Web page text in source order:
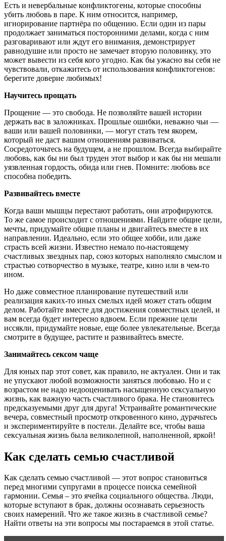
Есть и невербальные конфликтогены, которые способны
убить любовь в паре. К ним относится, например,
игнорирование партнёра по общению. Если один из пары
продолжает заниматься посторонними делами, когда с ним
разговаривают или ждут его внимания, демонстрирует
равнодушие или просто не замечает вторую половинку, это
может вывести из себя кого угодно. Как бы ужасно вы себя не
чувствовали, откажитесь от использования конфликтогенов:
берегите доверие любимых!
Научитесь прощать
Прощение — это свобода. Не позволяйте вашей истории
держать вас в заложниках. Прошлые ошибки, неважно чьи —
ваши или вашей половинки, — могут стать тем якорем,
который не даст вашим отношениям развиваться.
Сосредоточьтесь на будущем, а не прошлом. Всегда выбирайте
любовь, как бы ни был труден этот выбор и как бы ни мешали
уязвленная гордость, обида или гнев. Помните: любовь все
способна победить.
Развивайтесь вместе
Когда ваши мышцы перестают работать, они атрофируются.
То же самое происходит с отношениями. Найдите общие цели,
мечты, придумайте общие планы и двигайтесь вместе в их
направлении. Идеально, если это общее хобби, или даже
страсть всей жизни. Известно немало по-настоящему
счастливых звездных пар, союз которых наполняло смыслом и
страстью сотворчество в музыке, театре, кино или в чем-то
ином.
Но даже совместное планирование путешествий или
реализация каких-то иных смелых идей может стать общим
делом. Работайте вместе для достижения совместных целей, и
вам всегда будет интересно вдвоем. Если прежние цели
иссякли, придумайте новые, еще более увлекательные. Всегда
смотрите в будущее, растите и развивайтесь вместе.
Занимайтесь сексом чаще
Для юных пар этот совет, как правило, не актуален. Они и так
не упускают любой возможности заняться любовью. Но и с
возрастом не надо недооценивать насыщенную сексуальную
жизнь, как важную часть счастливого брака. Не становитесь
предсказуемыми друг для друга! Устраивайте романтические
вечера, совместный просмотр откровенного кино, дурачьтесь
и экспериментируйте в постели. Делайте все, чтобы ваша
сексуальная жизнь была великолепной, наполненной, яркой!
Как сделать семью счастливой
Как сделать семью счастливой — этот вопрос становиться
перед многими супругами в процессе поиска семейной
гармонии. Семья – это ячейка социального общества. Люди,
которые вступают в брак, должны осознавать серьезность
своих намерений. Что же такое жизнь в счастливой семье?
Найти ответы на эти вопросы мы постараемся в этой статье.